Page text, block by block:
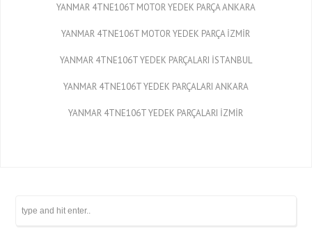
YANMAR 4TNE106T MOTOR YEDEK PARÇA ANKARA
YANMAR 4TNE106T MOTOR YEDEK PARÇA İZMİR
YANMAR 4TNE106T YEDEK PARÇALARI İSTANBUL
YANMAR 4TNE106T YEDEK PARÇALARI ANKARA
YANMAR 4TNE106T YEDEK PARÇALARI İZMİR